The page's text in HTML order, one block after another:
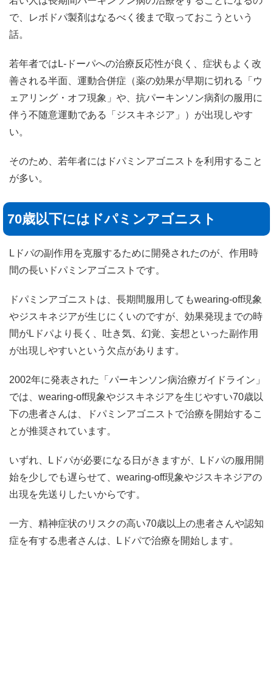
で、レボドパ製剤はなるべく後まで取っておこうという
話。
若年者ではL-ドーパへの治療反応性が良く、症状もよく改
善される半面、運動合併症（薬の効果が早期に切れる「ウ
ェアリング・オフ現象」や、抗パーキンソン病剤の服用に
伴う不随意運動である「ジスキネジア」）が出現しやす
い。
そのため、若年者にはドパミンアゴニストを利用すること
が多い。
70歳以下にはドパミンアゴニスト
Lドパの副作用を克服するために開発されたのが、作用時
間の長いドパミンアゴニストです。
ドパミンアゴニストは、長期間服用してもwearing-off現象
やジスキネジアが生じにくいのですが、効果発現までの時
間がLドパより長く、吐き気、幻覚、妄想といった副作用
が出現しやすいという欠点があります。
2002年に発表された「パーキンソン病治療ガイドライン」
では、wearing-off現象やジスキネジアを生じやすい70歳以
下の患者さんは、ドパミンアゴニストで治療を開始するこ
とが推奨されています。
いずれ、Lドパが必要になる日がきますが、Lドパの服用開
始を少しでも遅らせて、wearing-off現象やジスキネジアの
出現を先送りしたいからです。
一方、精神症状のリスクの高い70歳以上の患者さんや認知
症を有する患者さんは、Lドパで治療を開始します。